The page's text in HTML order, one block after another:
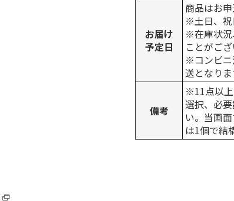
お届け
予定日
商品はお
※土日、祝
※在庫状況
ことがご
※コンビニ
送となりま
備考
※11点以
選択、必
い。当画
は1個で結